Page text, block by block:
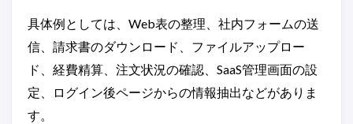
具体例としては、Web表の整理、社内フォームの送
信、請求書のダウンロード、ファイルアップロー
ド、経費精算、注文状況の確認、SaaS管理画面の設
定、ログイン後ページからの情報抽出などがありま
す。